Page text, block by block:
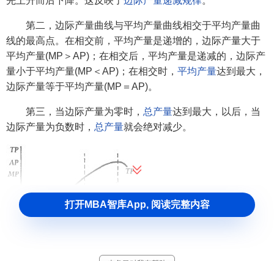
第二，边际产量曲线与平均产量曲线相交于平均产量曲
线的最高点。在相交前，平均产量是递增的，边际产量大于
平均产量(MP＞AP)；在相交后，平均产量是递减的，边际产
量小于平均产量(MP＜AP)；在相交时， 平均产量达到最大，
边际产量等于平均产量(MP＝AP)。
第三，当边际产量为零时， 总产量达到最大，以后，当
边际产量为负数时， 总产量就会绝对减少。
打开MBA智库App, 阅读完整内容